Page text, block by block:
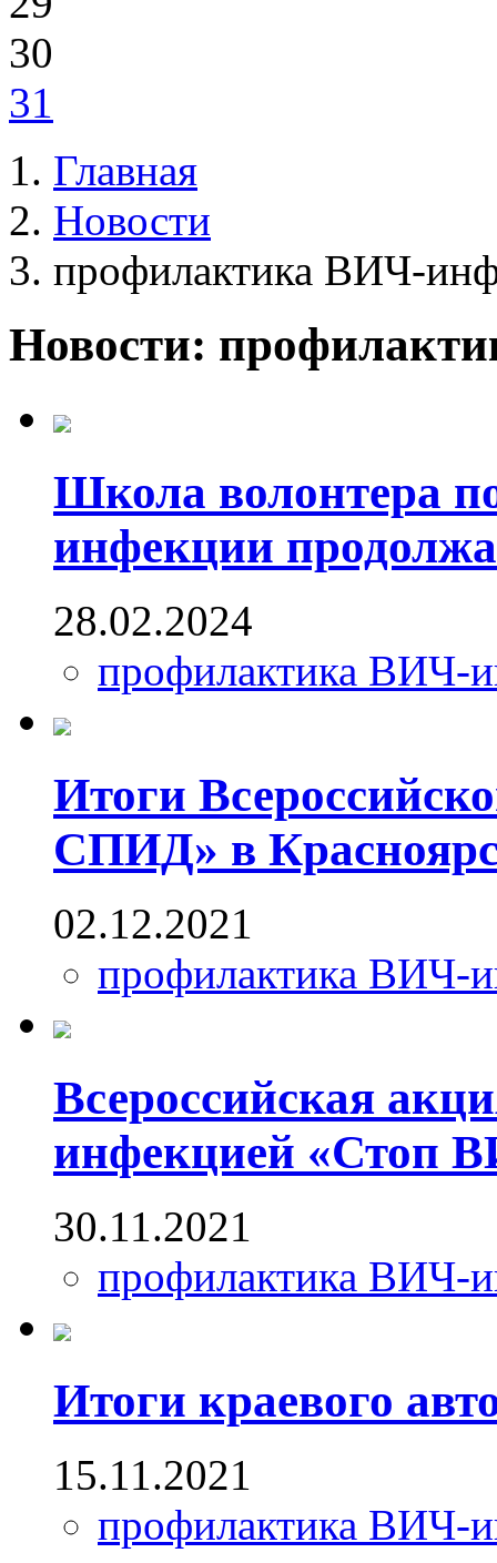
30
31
Главная
Новости
профилактика ВИЧ-
Новости:
Школа волонтера
инфекции
28.02.2024
профилактика ВИЧ-
Итоги
СПИД» в
02.12.2021
профилактика ВИЧ-
Всероссийская
инфекцией «Стоп
30.11.2021
профилактика ВИЧ-
Итоги краевого
15.11.2021
профилактика ВИЧ-